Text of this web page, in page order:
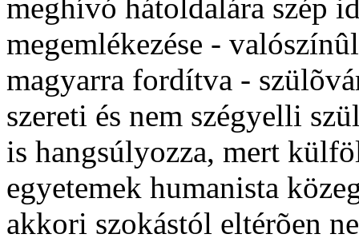
meghívó hátoldalára szép
megemlékezése -
magyarra fordítva -
szereti és nem szégyelli
is hangsúlyozza, mert
egyetemek humanista
akkori szokástól eltérõen